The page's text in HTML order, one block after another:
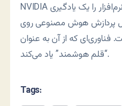
NVIDIA فناوری پشت این نرم‌افزار را یک یادگیری
پردازش هوش مصنوعی روی
که از آن به عنوان
“قلم هوشمند” یاد می‌کند.
Tags: